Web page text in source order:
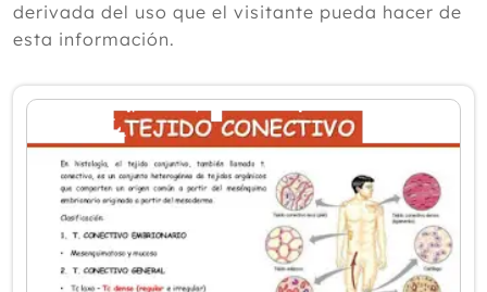
Marzo
Enero
2025
2024
2023
2022
2021
derivada del uso que el visitante pueda hacer de
esta información.